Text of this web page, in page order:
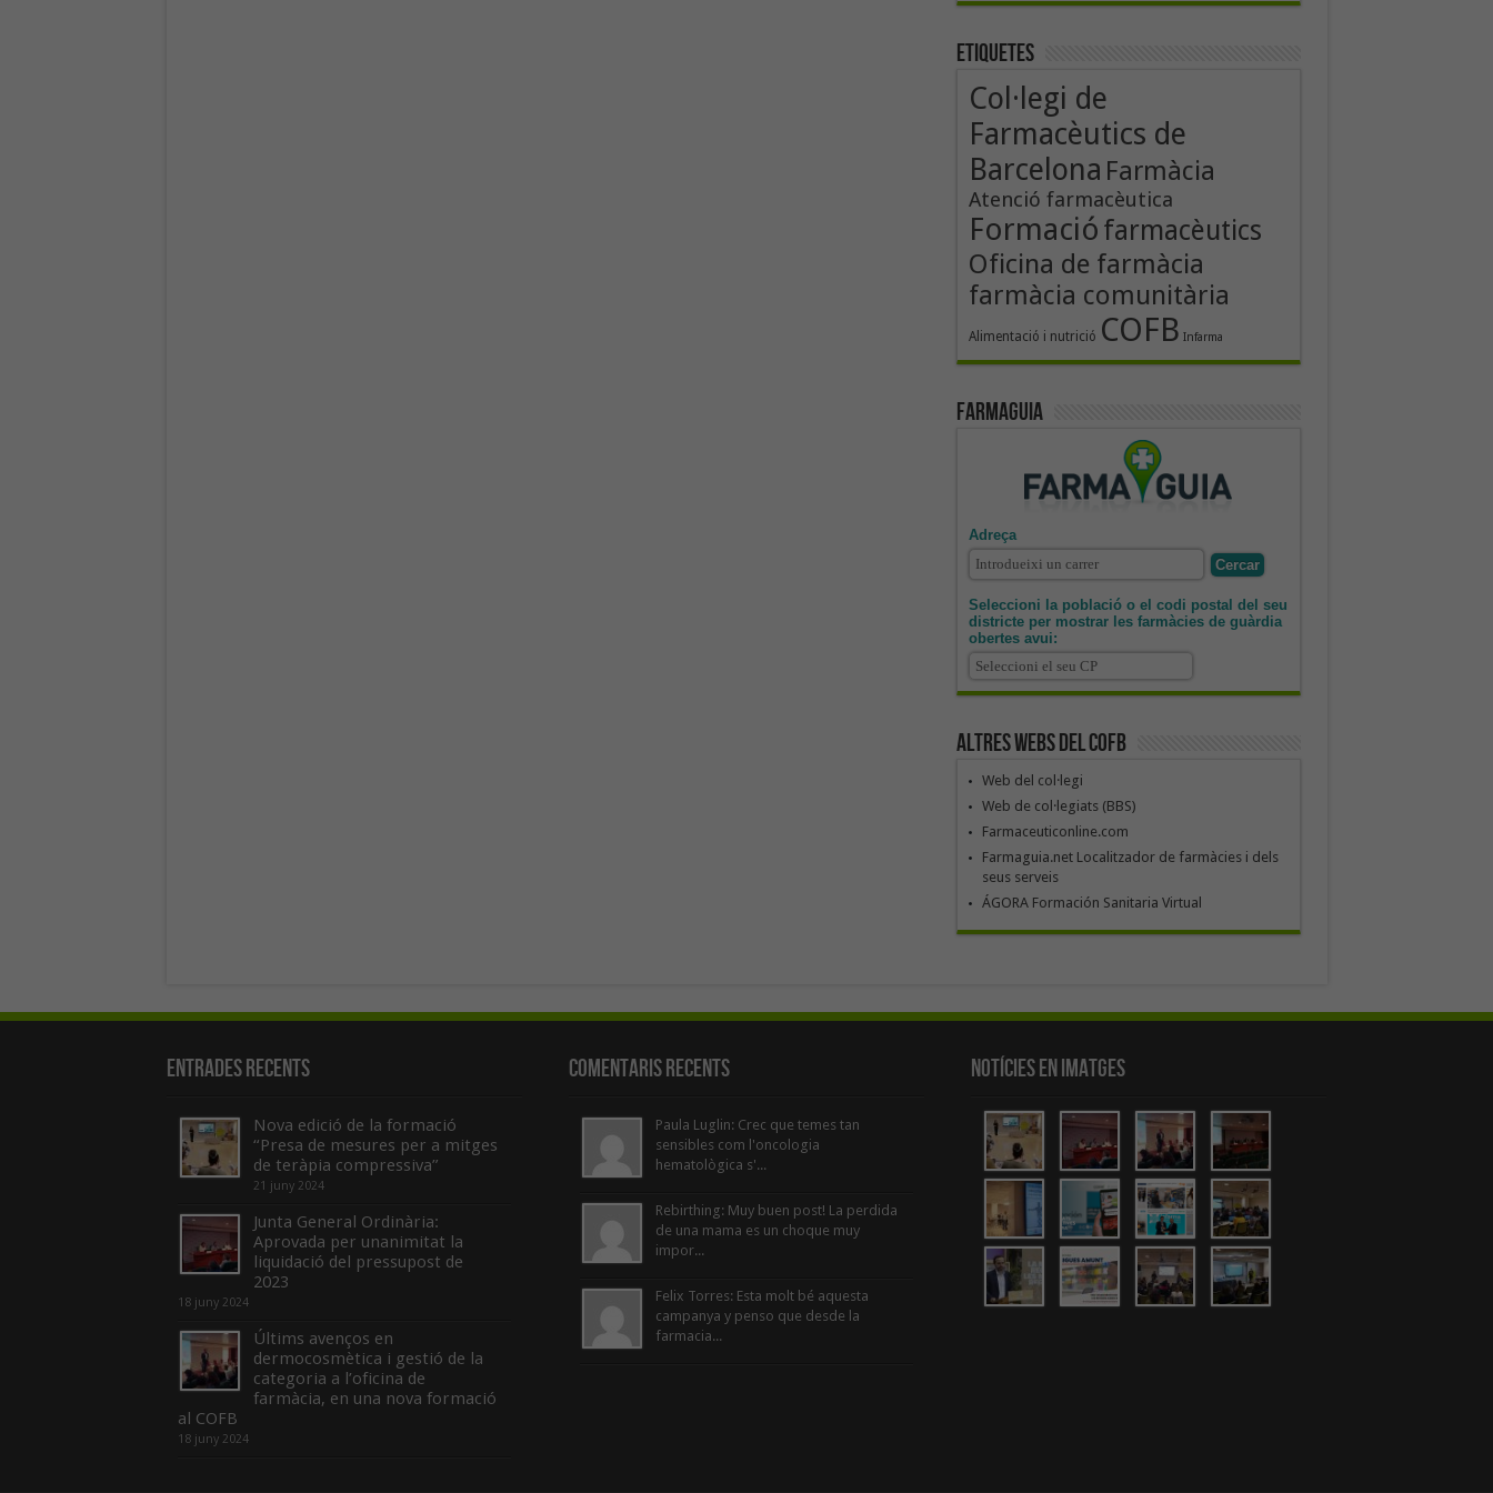
Etiquetes
Col·legi de
Farmacèutics de
Barcelona Farmàcia
Atenció farmacèutica
Formació farmacèutics
Oficina de farmàcia
farmàcia comunitària
Alimentació i nutrició COFB Infarma
Farmaguia
Adreça
Seleccioni la població o el codi postal del seu
districte per mostrar les farmàcies de guàrdia
obertes avui:
Altres webs del COFB
Web del col·legi
Web de col·legiats (BBS)
Farmaceuticonline.com
Farmaguia.net Localitzador de farmàcies i dels
seus serveis
ÁGORA Formación Sanitaria Virtual
Entrades recents
Nova edició de la formació
“Presa de mesures per a mitges
de teràpia compressiva”
21 juny 2024
Junta General Ordinària:
Aprovada per unanimitat la
liquidació del pressupost de
2023
18 juny 2024
Últims avenços en
dermocosmètica i gestió de la
categoria a l’oficina de
farmàcia, en una nova formació
al COFB
18 juny 2024
Comentaris Recents
Paula Luglin: Crec que temes tan
sensibles com l'oncologia
hematològica s'...
Rebirthing: Muy buen post! La perdida
de una mama es un choque muy
impor...
Felix Torres: Esta molt bé aquesta
campanya y penso que desde la
farmacia...
Notícies en Imatges